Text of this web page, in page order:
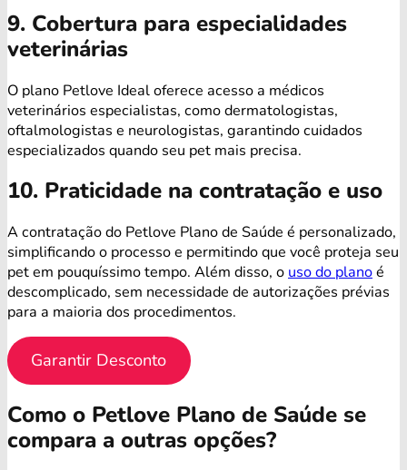
9. Cobertura para especialidades
veterinárias
O plano Petlove Ideal oferece acesso a médicos
veterinários especialistas, como dermatologistas,
oftalmologistas e neurologistas, garantindo cuidados
especializados quando seu pet mais precisa.
10. Praticidade na contratação e uso
A contratação do Petlove Plano de Saúde é personalizado,
simplificando o processo e permitindo que você proteja seu
pet em pouquíssimo tempo. Além disso, o uso do planoé
descomplicado, sem necessidade de autorizações prévias
para a maioria dos procedimentos.
Garantir Desconto
Como o Petlove Plano de Saúde se
compara a outras opções?